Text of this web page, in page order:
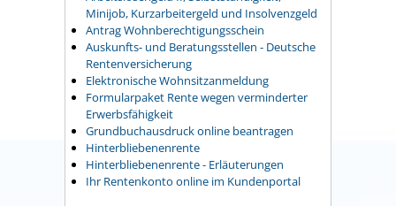
Minijob, Kurzarbeitergeld und Insolvenzgeld
Antrag Wohnberechtigungsschein
Auskunfts- und Beratungsstellen - Deutsche
Rentenversicherung
Elektronische Wohnsitzanmeldung
Formularpaket Rente wegen verminderter
Erwerbsfähigkeit
Grundbuchausdruck online beantragen
Hinterbliebenenrente
Hinterbliebenenrente - Erläuterungen
Ihr Rentenkonto online im Kundenportal